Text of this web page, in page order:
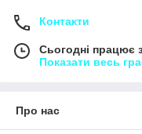
Контакти
Сьогодні працює
Показати весь
Про нас